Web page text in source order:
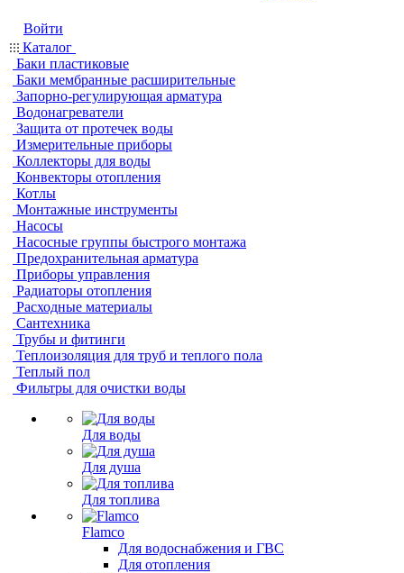
Войти
Каталог
Баки пластиковые
Баки мембранные расширительные
Запорно-регулирующая арматура
Водонагреватели
Защита от протечек воды
Измерительные приборы
Коллекторы для воды
Конвекторы отопления
Котлы
Монтажные инструменты
Насосы
Насосные группы быстрого монтажа
Предохранительная арматура
Приборы управления
Радиаторы отопления
Расходные материалы
Сантехника
Трубы и фитинги
Теплоизоляция для труб и теплого пола
Теплый пол
Фильтры для очистки воды
Для воды
Для душа
Для топлива
Flamco
Для водоснабжения и ГВС
Для отопления